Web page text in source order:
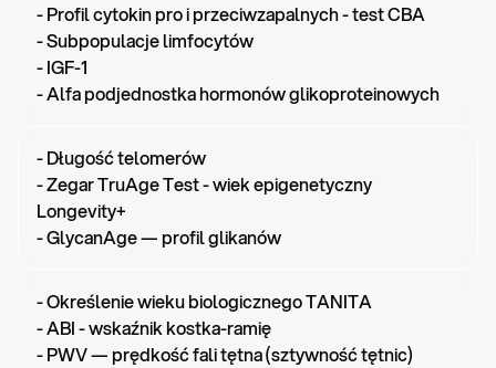
- Profil cytokin pro i przeciwzapalnych - test CBA
- Subpopulacje limfocytów
- IGF-1
- Alfa podjednostka hormonów glikoproteinowych
- Długość telomerów
- Zegar TruAge Test - wiek epigenetyczny
Longevity+
- GlycanAge — profil glikanów
- Określenie wieku biologicznego TANITA
- ABI - wskaźnik kostka-ramię
- PWV — prędkość fali tętna (sztywność tętnic)